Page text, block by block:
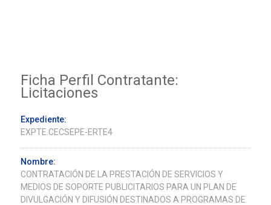
Ficha Perfil Contratante:
Licitaciones
Expediente:
EXPTE.CECSEPE-ERTE4
Nombre:
CONTRATACIÓN DE LA PRESTACIÓN DE SERVICIOS Y
MEDIOS DE SOPORTE PUBLICITARIOS PARA UN PLAN DE
DIVULGACIÓN Y DIFUSIÓN DESTINADOS A PROGRAMAS DE